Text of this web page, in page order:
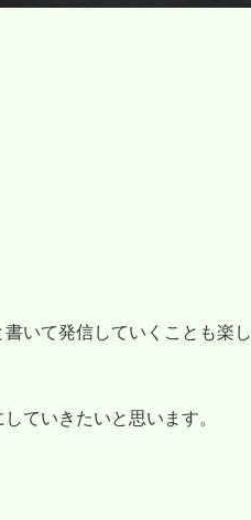
いて発信していくことも楽し
ていきたいと思います。